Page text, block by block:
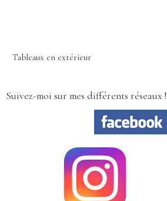
Tableaux en extérieur
Suivez-moi sur mes différents réseaux !